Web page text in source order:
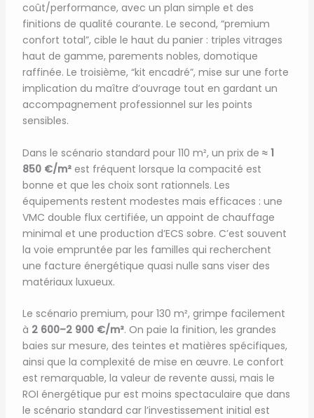
coût/performance, avec un plan simple et des
finitions de qualité courante. Le second, “premium
confort total”, cible le haut du panier : triples vitrages
haut de gamme, parements nobles, domotique
raffinée. Le troisième, “kit encadré”, mise sur une forte
implication du maître d’ouvrage tout en gardant un
accompagnement professionnel sur les points
sensibles.
Dans le scénario standard pour 110 m², un prix de ≈ 1
850 €/m²est fréquent lorsque la compacité est
bonne et que les choix sont rationnels. Les
équipements restent modestes mais efficaces : une
VMC double flux certifiée, un appoint de chauffage
minimal et une production d’ECS sobre. C’est souvent
la voie empruntée par les familles qui recherchent
une facture énergétique quasi nulle sans viser des
matériaux luxueux.
Le scénario premium, pour 130 m², grimpe facilement
à 2 600–2 900 €/m². On paie la finition, les grandes
baies sur mesure, des teintes et matières spécifiques,
ainsi que la complexité de mise en œuvre. Le confort
est remarquable, la valeur de revente aussi, mais le
ROI énergétique pur est moins spectaculaire que dans
le scénario standard car l’investissement initial est